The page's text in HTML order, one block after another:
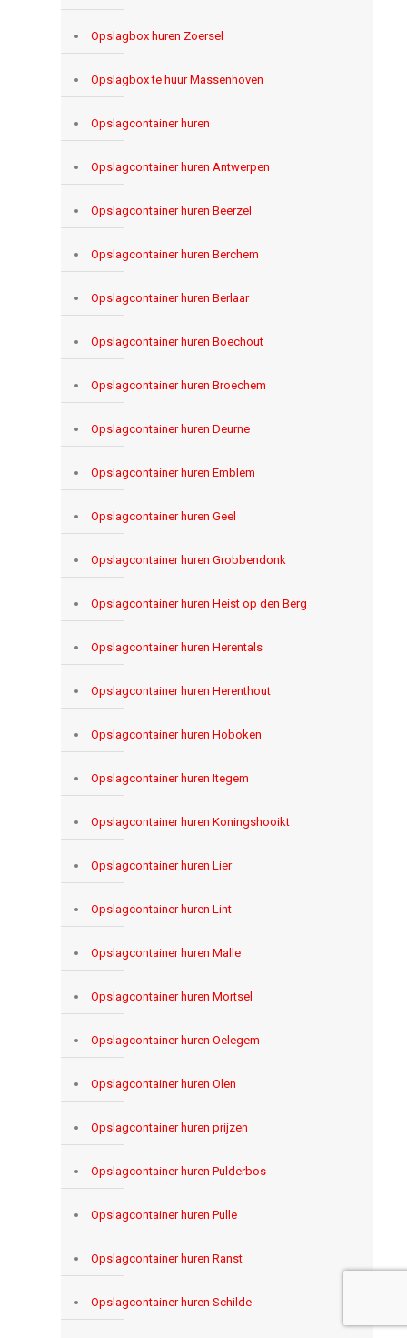
Opslagbox huren Zoersel
Opslagbox te huur Massenhoven
Opslagcontainer huren
Opslagcontainer huren Antwerpen
Opslagcontainer huren Beerzel
Opslagcontainer huren Berchem
Opslagcontainer huren Berlaar
Opslagcontainer huren Boechout
Opslagcontainer huren Broechem
Opslagcontainer huren Deurne
Opslagcontainer huren Emblem
Opslagcontainer huren Geel
Opslagcontainer huren Grobbendonk
Opslagcontainer huren Heist op den Berg
Opslagcontainer huren Herentals
Opslagcontainer huren Herenthout
Opslagcontainer huren Hoboken
Opslagcontainer huren Itegem
Opslagcontainer huren Koningshooikt
Opslagcontainer huren Lier
Opslagcontainer huren Lint
Opslagcontainer huren Malle
Opslagcontainer huren Mortsel
Opslagcontainer huren Oelegem
Opslagcontainer huren Olen
Opslagcontainer huren prijzen
Opslagcontainer huren Pulderbos
Opslagcontainer huren Pulle
Opslagcontainer huren Ranst
Opslagcontainer huren Schilde